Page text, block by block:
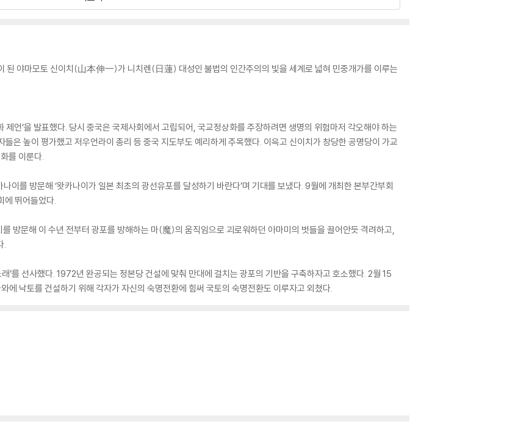
야마모토 신이치(山本伸一)가 니치렌(日蓮) 대성인 불법의 인간주의의 빛을 세계로 넓혀 민중개가를 이루는
언’을 발표했다. 당시 중국은 국제사회에서 고립되어, 국교정상화를 주장하려면 생명의 위험마저 각오해야 하는
은 높이 평가했고 저우언라이 총리 등 중국 지도부도 예리하게 주목했다. 이윽고 신이치가 창당한 공명당이 가교
를 이룬다.
이를 방문해 ‘왓카나이가 일본 최초의 광선유포를 달성하기 바란다’며 기대를 보냈다. 9월에 개최한 본부간부회
에 뛰어들었다.
방문해 이 수년 전부터 광포를 방해하는 마(魔)의 움직임으로 괴로워하던 아마미의 벗들을 끌어안듯 격려하고,
.
’를 선사했다. 1972년 완공되는 정본당 건설에 맞춰 만대에 걸치는 광포의 기반을 구축하자고 호소했다. 2월 15
에 낙토를 건설하기 위해 각자가 자신의 숙명전환에 힘써 국토의 숙명전환도 이루자고 외쳤다.